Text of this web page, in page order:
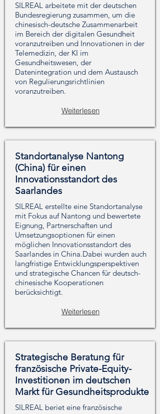
SILREAL arbeitete mit der deutschen
Bundesregierung zusammen, um die
chinesisch-deutsche Zusammenarbeit
im Bereich der digitalen Gesundheit
voranzutreiben und Innovationen in der
Telemedizin, der KI im
Gesundheitswesen, der
Datenintegration und dem Austausch
von Regulierungsrichtlinien
voranzutreiben.
Weiterlesen
Standortanalyse Nantong
(China) für einen
Innovationsstandort des
Saarlandes
SILREAL erstellte eine Standortanalyse
mit Fokus auf Nantong und bewertete
Eignung, Partnerschaften und
Umsetzungsoptionen für einen
möglichen Innovationsstandort des
Saarlandes in China.Dabei wurden auch
langfristige Entwicklungsperspektiven
und strategische Chancen für deutsch-
chinesische Kooperationen
berücksichtigt.
Weiterlesen
Strategische Beratung für
französische Private-Equity-
Investitionen im deutschen
Markt für Gesundheitsprodukte
SILREAL beriet eine französische